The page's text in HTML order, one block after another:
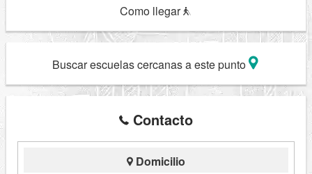
Como llegar
Buscar escuelas cercanas a este punto
Contacto
Domicilio